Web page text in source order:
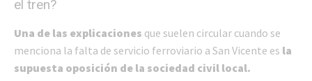
el tren?
Una de las explicaciones que suelen circular cuando se
menciona la falta de servicio ferroviario a San Vicente es la
supuesta oposición de la sociedad civil local.